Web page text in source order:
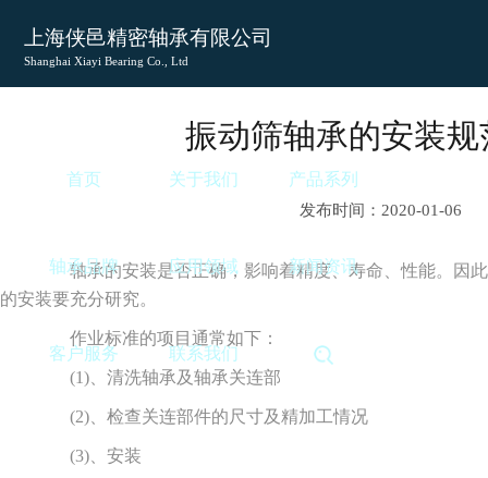
上海侠邑精密轴承有限公司
Shanghai Xiayi Bearing Co., Ltd
首页 关于我们 产品系列
轴承品牌 应用领域 新闻资讯
客户服务 联系我们
振动筛轴承的安装规
发布时间：2020-01-06
轴承的安装是否正确，影响着精度、寿命、性能。因此
的安装要充分研究。
作业标准的项目通常如下：
(1)、清洗轴承及轴承关连部
(2)、检查关连部件的尺寸及精加工情况
(3)、安装